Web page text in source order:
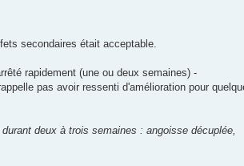
secondaires était acceptable.
rapidement (une ou deux semaines) -
pas avoir ressenti d'amélioration pour
deux à trois semaines : angoisse décuplée,